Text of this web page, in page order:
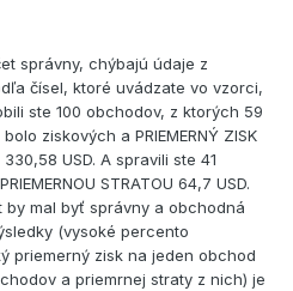
správny, chýbajú údaje z
čísel, ktoré uvádzate vo vzorci,
ste 100 obchodov, z ktorých 59
ziskových a PRIEMERNÝ ZISK
USD. A spravili ste 41
STRATOU 64,7 USD.
by mal byť správny a obchodná
(vysoké percento
priemerný zisk na jeden obchod
a priemrnej straty z nich) je